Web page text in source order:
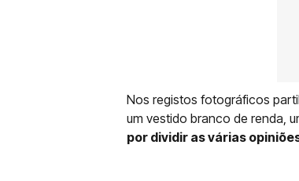
Nos registos fotográficos
um vestido branco de renda,
por dividir as várias